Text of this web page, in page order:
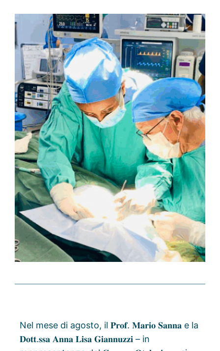
Nel mese di agosto, il 𝐏𝐫𝐨𝐟. 𝐌𝐚𝐫𝐢𝐨 𝐒𝐚𝐧𝐧𝐚 e la
𝐃𝐨𝐭𝐭.𝐬𝐬𝐚 𝐀𝐧𝐧𝐚 𝐋𝐢𝐬𝐚 𝐆𝐢𝐚𝐧𝐧𝐮𝐳𝐳𝐢 – in